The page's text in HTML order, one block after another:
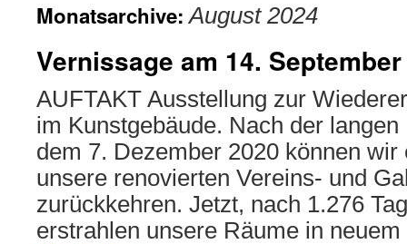
Monatsarchive:August 2024
Vernissage am 14.
AUFTAKT Ausstellung zur
im Kunstgebäude. Nach der
dem 7. Dezember 2020 können
unsere renovierten Vereins- und
zurückkehren. Jetzt, nach 1.276
erstrahlen unsere Räume in